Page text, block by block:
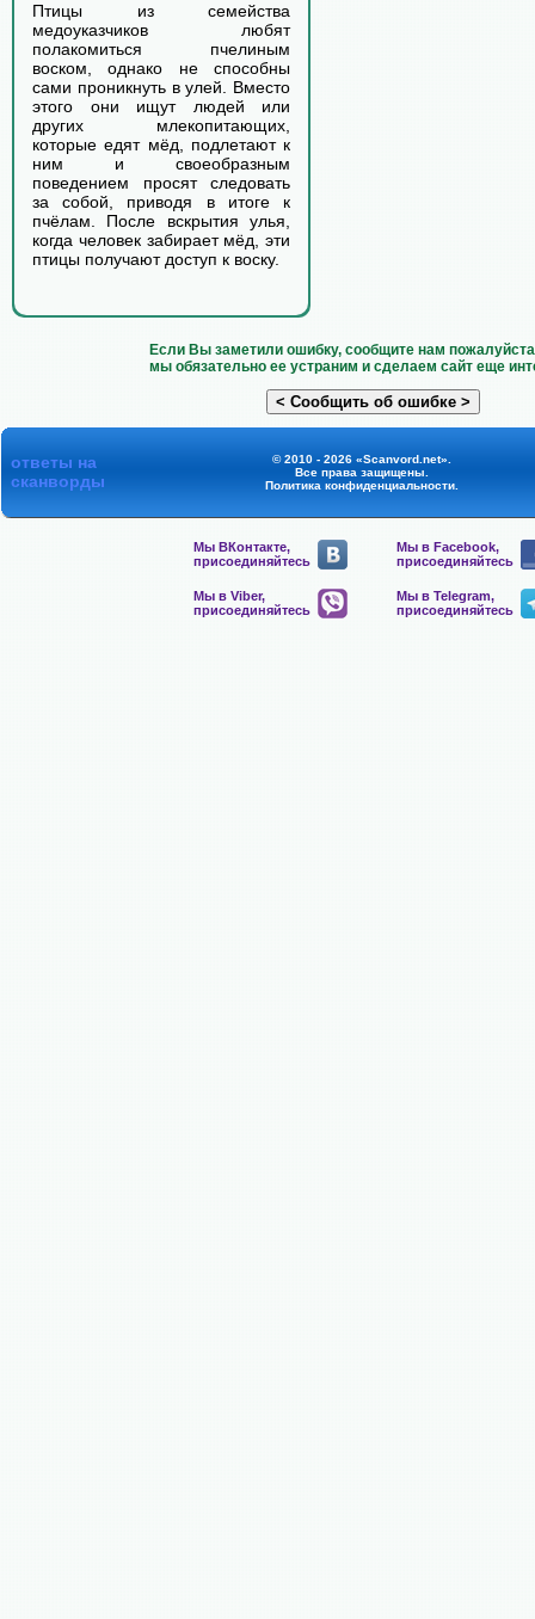
Птицы из семейства
медоуказчиков любят
полакомиться пчелиным
воском, однако не способны
сами проникнуть в улей. Вместо
этого они ищут людей или
других млекопитающих,
которые едят мёд, подлетают к
ним и своеобразным
поведением просят следовать
за собой, приводя в итоге к
пчёлам. После вскрытия улья,
когда человек забирает мёд, эти
птицы получают доступ к воску.
Если Вы заметили ошибку, сообщите нам
мы обязательно ее устраним и сделаем сайт еще
ответы на
сканворды
© 2010 - 2026 «Scanvord.net».
Все права защищены.
Политика конфиденциальности.
Мы ВКонтакте,
присоединяйтесь
Мы в Facebook,
присоединяйтесь
Мы в Viber,
присоединяйтесь
Мы в Telegram,
присоединяйтесь